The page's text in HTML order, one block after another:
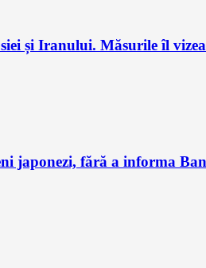
și Iranului. Măsurile îl
japonezi, fără a informa